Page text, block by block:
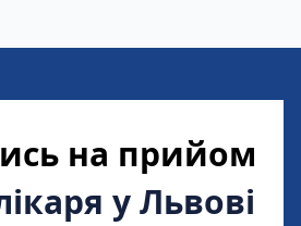
на прийом
у Львові